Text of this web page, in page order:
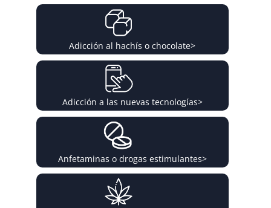
Adicción al hachís o chocolate>
Adicción a las nuevas tecnologías>
Anfetaminas o drogas estimulantes>